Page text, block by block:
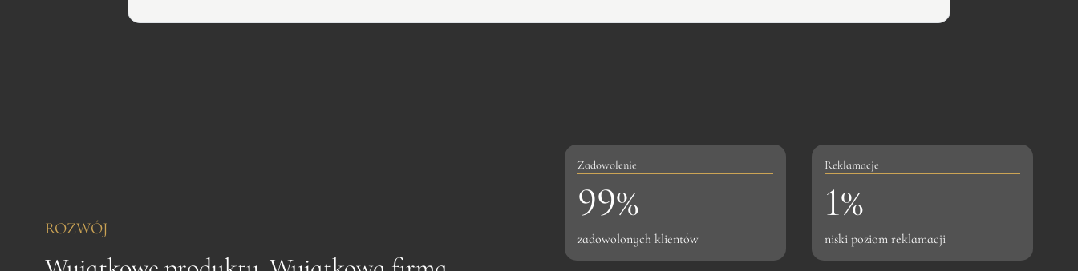
ROZWÓJ
Zadowolenie
9
%
99%
zadowolonych klientów
Reklamacje
%1%
niski poziom reklamacji